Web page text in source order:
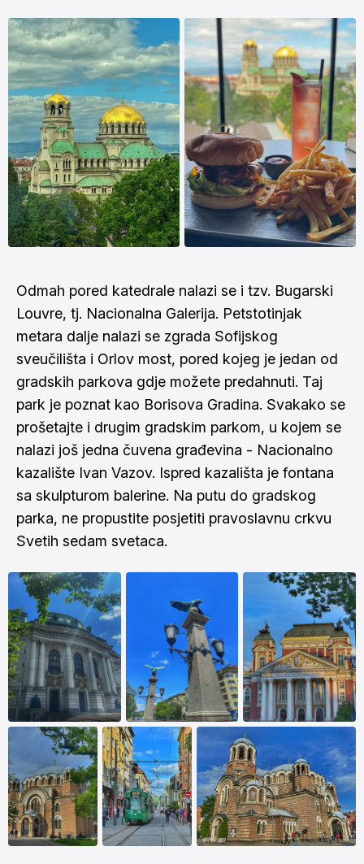
Odmah pored katedrale nalazi se i tzv. Bugarski
Louvre, tj. Nacionalna Galerija. Petstotinjak
metara dalje nalazi se zgrada Sofijskog
sveučilišta i Orlov most, pored kojeg je jedan od
gradskih parkova gdje možete predahnuti. Taj
park je poznat kao Borisova Gradina. Svakako se
prošetajte i drugim gradskim parkom, u kojem se
nalazi još jedna čuvena građevina - Nacionalno
kazalište Ivan Vazov. Ispred kazališta je fontana
sa skulpturom balerine. Na putu do gradskog
parka, ne propustite posjetiti pravoslavnu crkvu
Svetih sedam svetaca.